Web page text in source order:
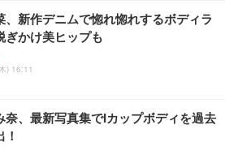
、新作デニムで惚れ惚れするボディラ
ぎかけ美ヒップも
) 16:11
奈、最新写真集でIカップボディを過去